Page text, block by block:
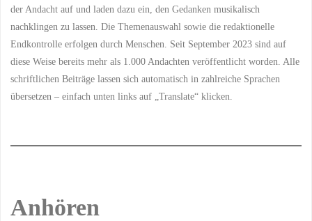
der Andacht auf und laden dazu ein, den Gedanken musikalisch
nachklingen zu lassen. Die Themenauswahl sowie die redaktionelle
Endkontrolle erfolgen durch Menschen. Seit September 2023 sind auf
diese Weise bereits mehr als 1.000 Andachten veröffentlicht worden. Alle
schriftlichen Beiträge lassen sich automatisch in zahlreiche Sprachen
übersetzen – einfach unten links auf „Translate“ klicken.
Anhören